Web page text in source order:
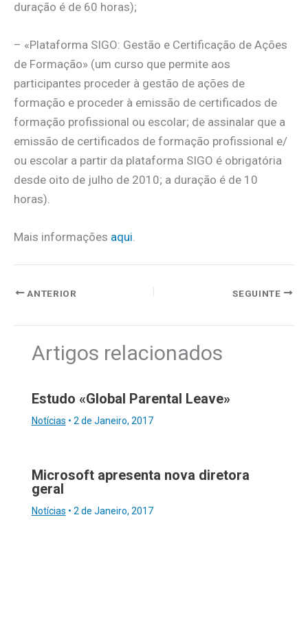
duração é de 60 horas);
– «Plataforma SIGO: Gestão e Certificação de Ações
de Formação» (um curso que permite aos
participantes proceder à gestão de ações de
formação e proceder à emissão de certificados de
formação profissional ou escolar; de assinalar que a
emissão de certificados de formação profissional e/
ou escolar a partir da plataforma SIGO é obrigatória
desde oito de julho de 2010; a duração é de 10
horas).
Mais informações aqui.
ANTERIOR SEGUINTE
Artigos relacionados
Estudo «Global Parental Leave»
Notícias • 2 de Janeiro, 2017
Microsoft apresenta nova diretora
geral
Notícias • 2 de Janeiro, 2017